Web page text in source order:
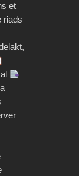
et
riads